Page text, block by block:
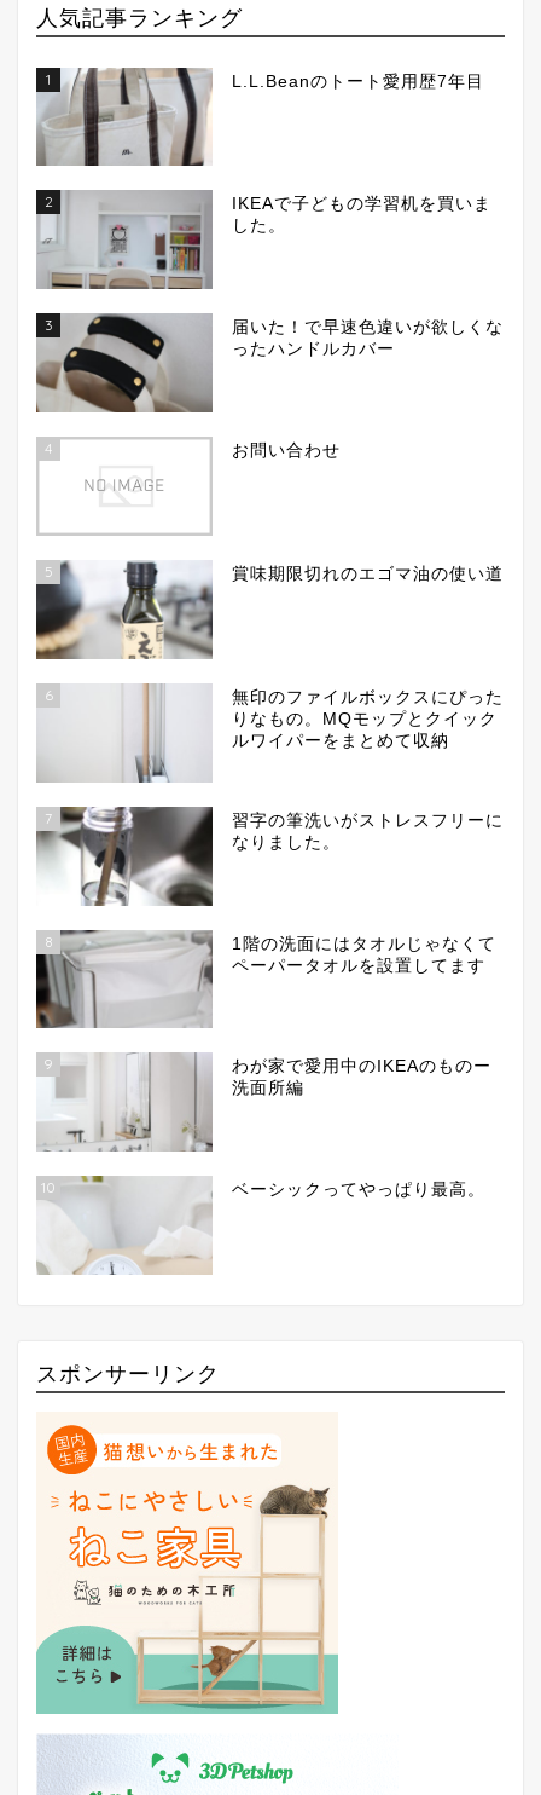
人気記事ランキング
1 L.L.Beanのトート愛用歴7年目
2
IKEAで子どもの学習机を買いま
した。
3
届いた！で早速色違いが欲しくな
ったハンドルカバー
4 お問い合わせ
5 賞味期限切れのエゴマ油の使い道
6
無印のファイルボックスにぴった
りなもの。MQモップとクイック
ルワイパーをまとめて収納
7
習字の筆洗いがストレスフリーに
なりました。
8
1階の洗面にはタオルじゃなくて
ペーパータオルを設置してます
9
わが家で愛用中のIKEAのものー
洗面所編
10 ベーシックってやっぱり最高。
スポンサーリンク